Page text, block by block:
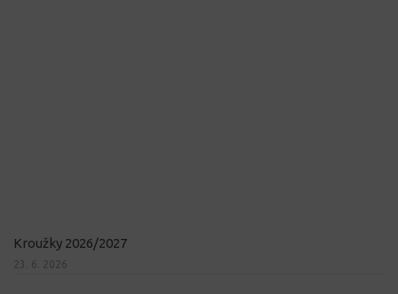
Kroužky 2026/2027
23. 6. 2026